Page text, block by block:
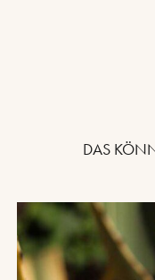
DAS